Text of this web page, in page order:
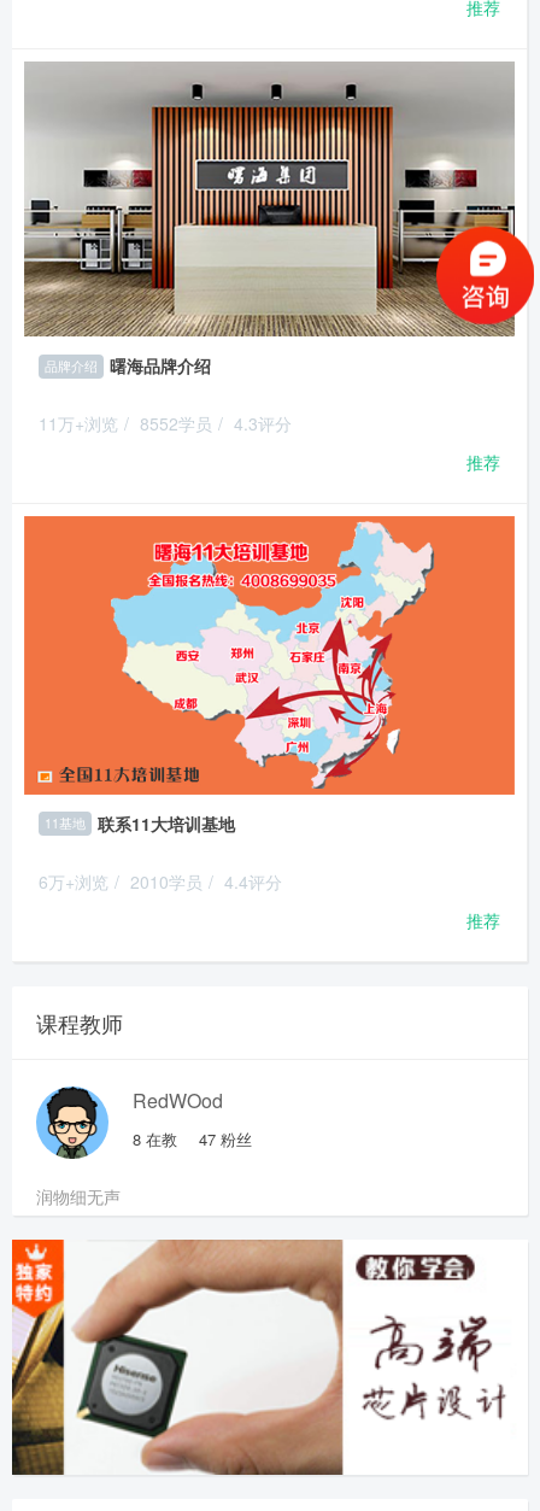
推荐
品牌介绍 曙海品牌介绍
11万+浏览 / 8552学员 / 4.3评分
推荐
11基地 联系11大培训基地
6万+浏览 / 2010学员 / 4.4评分
推荐
课程教师
RedWOod
8 在教 47 粉丝
润物细无声